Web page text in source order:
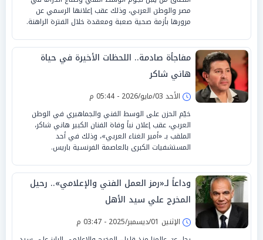
مصر والوطن العربي، وذلك عقب إعلانها الرسمي عن
مرورها بأزمة صحية صعبة ومعقدة خلال الفترة الراهنة.
مفاجأة صادمة.. اللحظات الأخيرة في حياة
هاني شاكر
الأحد 03/مايو/2026 - 05:44 م
خيّم الحزن على الوسط الفني والجماهيري في الوطن
العربي، عقب إعلان نبأ وفاة الفنان الكبير هاني شاكر،
الملقب بـ «أمير الغناء العربي»، وذلك في أحد
المستشفيات الكبرى بالعاصمة الفرنسية باريس.
وداعاً لـ«رمز العمل الفني والإعلامي».. رحيل
المخرج علي سيد الأهل
الإثنين 01/ديسمبر/2025 - 03:47 م